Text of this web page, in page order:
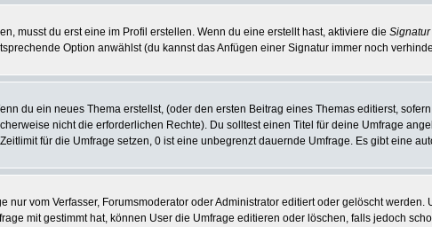
musst du erst eine im Profil erstellen. Wenn du eine erstellt hast, aktiviere die
Option anwählst (du kannst das Anfügen einer Signatur immer noch
du ein neues Thema erstellst, (oder den ersten Beitrag eines Themas editierst,
nicht die erforderlichen Rechte). Du solltest einen Titel für deine Umfrage
für die Umfrage setzen, 0 ist eine unbegrenzt dauernde Umfrage. Es gibt eine
nur vom Verfasser, Forumsmoderator oder Administrator editiert oder gelöscht
mit gestimmt hat, können User die Umfrage editieren oder löschen, falls jedoch